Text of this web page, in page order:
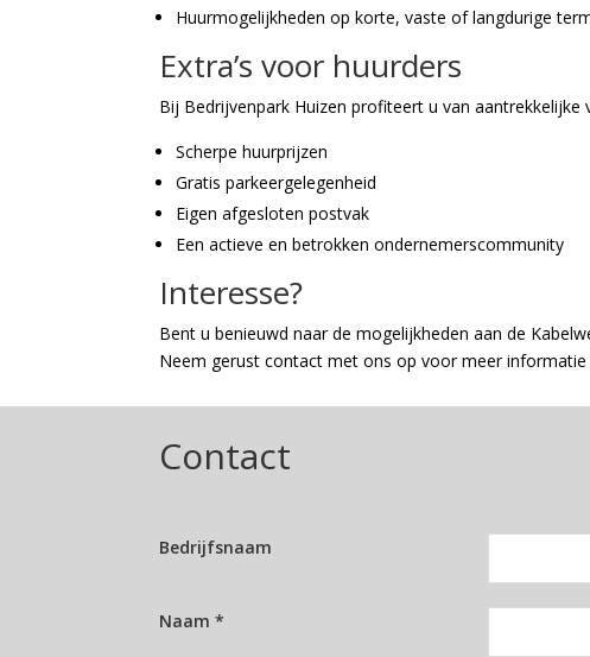
Huurmogelijkheden op korte, vaste of langdurige
Extra’s voor huurders
Bij Bedrijvenpark Huizen profiteert u van aantrekkelijke
Scherpe huurprijzen
Gratis parkeergelegenheid
Eigen afgesloten postvak
Een actieve en betrokken ondernemerscommunity
Interesse?
Bent u benieuwd naar de mogelijkheden aan de
Neem gerust contact met ons op voor meer
Contact
Bedrijfsnaam
Naam *